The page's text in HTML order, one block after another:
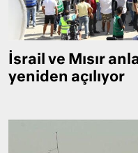
İsrail ve Mısır
yeniden açılıyor